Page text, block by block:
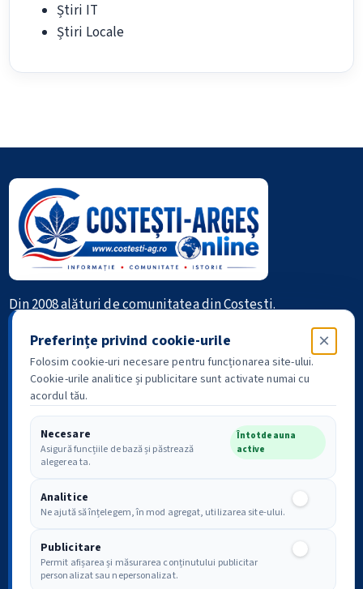
Știri IT
Știri Locale
Din 2008 alături de comunitatea din Costești.
Informație • Comunitate • Istorie
Politica de confidențialitateDrepturile tale GDPR
Preferințe privind cookie-urile ×
Folosim cookie-uri necesare pentru funcționarea site-ului.
Cookie-urile analitice și publicitare sunt activate numai cu
acordul tău.
Necesare
Asigură funcțiile de bază și păstrează
alegerea ta.
Întotdeauna
active
Analitice
Ne ajută să înțelegem, în mod agregat, utilizarea site-ului.
Analitice
Publicitare
Permit afișarea și măsurarea conținutului publicitar
personalizat sau nepersonalizat.
Publicitare